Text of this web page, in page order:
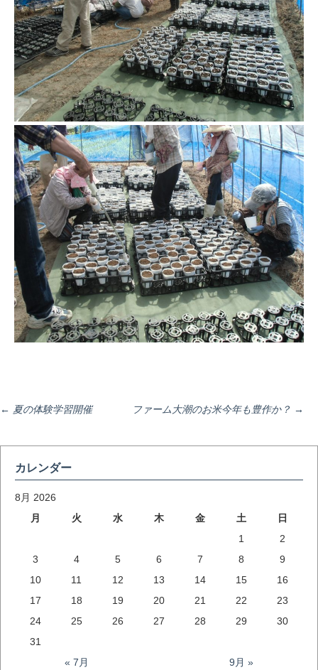
投
稿
ナ
ビ
ゲ
ー
← 夏の体験学習開催 ファーム大潮のお米今年も豊作か？ →
カレンダー
8月 2026
月
火 水 木 金 土
日
1
2
3
4 5 6 7 8
9
10
11 12 13 14 15
16
17
18 19 20 21 22
23
24
25 26 27 28 29
30
31
« 7月
9月 »